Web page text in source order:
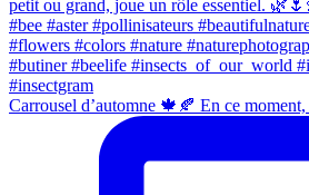
Carrousel d’automne 🍁🍂 En ce moment,